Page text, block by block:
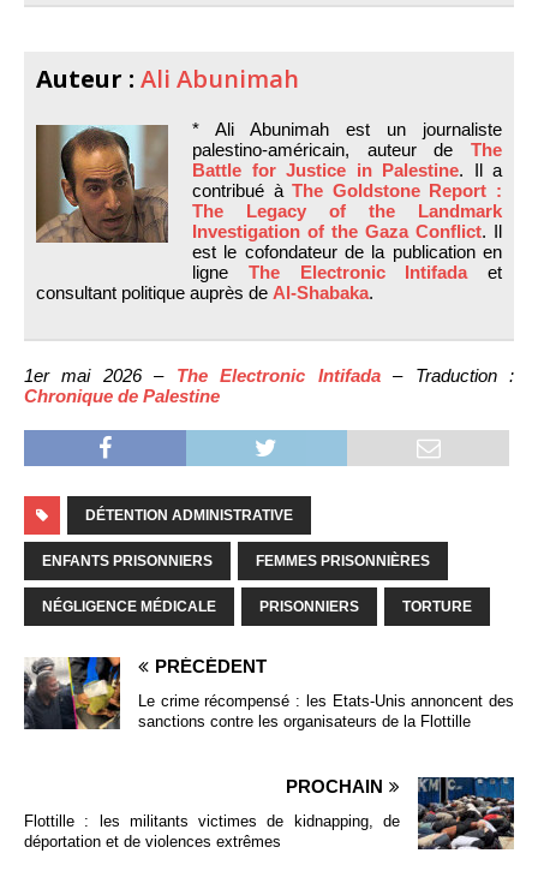
Auteur : Ali Abunimah
* Ali Abunimah est un journaliste
palestino-américain, auteur de The
Battle for Justice in Palestine. Il a
contribué àThe Goldstone Report :
The Legacy of the Landmark
Investigation of the Gaza Conflict. Il
est le cofondateur de la publication en
ligne The Electronic Intifadaet
consultant politique auprès de Al-Shabaka.
1er mai 2026 – The Electronic Intifada– Traduction :
Chronique de Palestine
DÉTENTION ADMINISTRATIVE
ENFANTS PRISONNIERS FEMMES PRISONNIÈRES
NÉGLIGENCE MÉDICALE PRISONNIERS TORTURE
PRÉCÉDENT
Le crime récompensé : les Etats-Unis annoncent des
sanctions contre les organisateurs de la Flottille
PROCHAIN
Flottille : les militants victimes de kidnapping, de
déportation et de violences extrêmes